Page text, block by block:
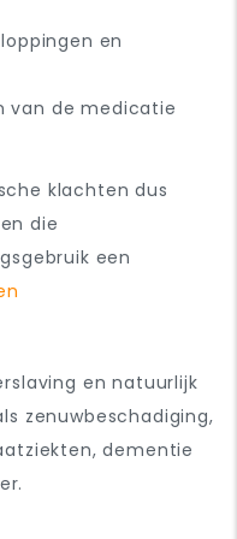
en
van de medicatie
klachten dus
die
een
en natuurlijk
zenuwbeschadiging,
dementie